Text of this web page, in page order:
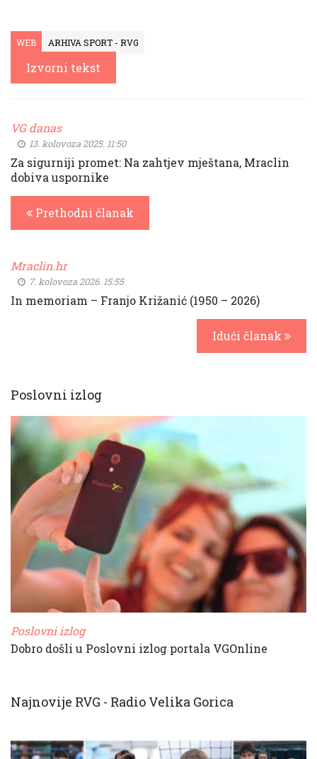
WEB ARHIVA SPORT - RVG
Izvorni tekst
VG danas
13. kolovoza 2025. 11:50
Za sigurniji promet: Na zahtjev mještana, Mraclin
dobiva uspornike
Prethodni članak
Mraclin.hr
7. kolovoza 2026. 15:55
In memoriam – Franjo Križanić (1950 – 2026)
Idući članak
Poslovni izlog
Poslovni izlog
Dobro došli u Poslovni izlog portala VGOnline
Najnovije RVG - Radio Velika Gorica